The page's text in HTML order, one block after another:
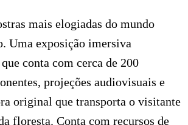
mais elogiadas do mundo
Uma exposição imersiva
conta com cerca de 200
projeções audiovisuais e
original que transporta o visitante
floresta. Conta com recursos de